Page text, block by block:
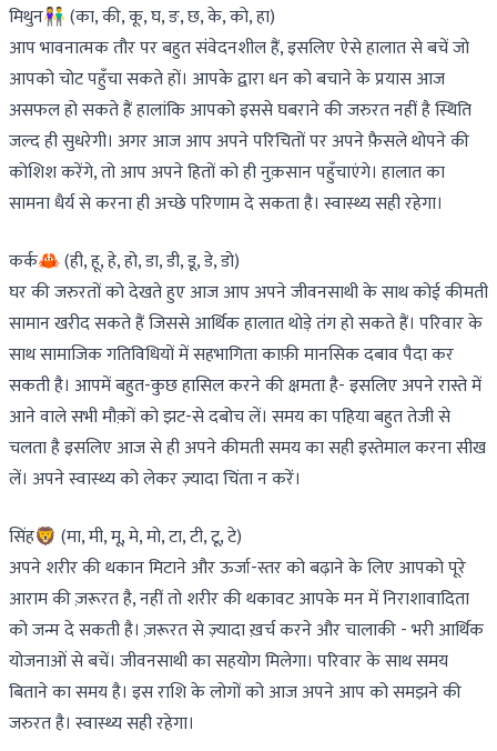
मिथुन👫 (का, की, कू, घ, ङ, छ, के, को, हा)
आप भावनात्मक तौर पर बहुत संवेदनशील हैं, इसलिए ऐसे हालात से बचें जो
आपको चोट पहुँचा सकते हों। आपके द्वारा धन को बचाने के प्रयास आज
असफल हो सकते हैं हालांकि आपको इससे घबराने की जरुरत नहीं है स्थिति
जल्द ही सुधरेगी। अगर आज आप अपने परिचितों पर अपने फ़ैसले थोपने की
कोशिश करेंगे, तो आप अपने हितों को ही नुक़सान पहुँचाएंगे। हालात का
सामना धैर्य से करना ही अच्छे परिणाम दे सकता है। स्वास्थ्य सही रहेगा।
कर्क🦀 (ही, हू, हे, हो, डा, डी, डू, डे, डो)
घर की जरुरतों को देखते हुए आज आप अपने जीवनसाथी के साथ कोई कीमती
सामान खरीद सकते हैं जिससे आर्थिक हालात थोड़े तंग हो सकते हैं। परिवार के
साथ सामाजिक गतिविधियों में सहभागिता काफ़ी मानसिक दबाव पैदा कर
सकती है। आपमें बहुत-कुछ हासिल करने की क्षमता है- इसलिए अपने रास्ते में
आने वाले सभी मौक़ों को झट-से दबोच लें। समय का पहिया बहुत तेजी से
चलता है इसलिए आज से ही अपने कीमती समय का सही इस्तेमाल करना सीख
लें। अपने स्वास्थ्य को लेकर ज़्यादा चिंता न करें।
सिंह🦁 (मा, मी, मू, मे, मो, टा, टी, टू, टे)
अपने शरीर की थकान मिटाने और ऊर्जा-स्तर को बढ़ाने के लिए आपको पूरे
आराम की ज़रूरत है, नहीं तो शरीर की थकावट आपके मन में निराशावादिता
को जन्म दे सकती है। ज़रूरत से ज़्यादा ख़र्च करने और चालाकी - भरी आर्थिक
योजनाओं से बचें। जीवनसाथी का सहयोग मिलेगा। परिवार के साथ समय
बिताने का समय है। इस राशि के लोगों को आज अपने आप को समझने की
जरुरत है। स्वास्थ्य सही रहेगा।